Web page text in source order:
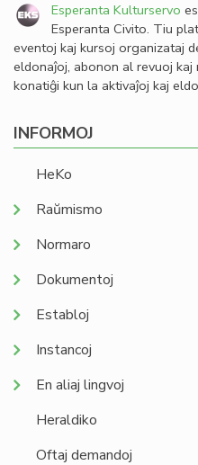
Esperanta Kulturservo
Esperanta Civito. Tiu
eventoj kaj kursoj organizataj
eldonaĵoj, abonon al revuoj
konatiĝi kun la aktivaĵoj kaj
INFORMOJ
HeKo
Raŭmismo
Normaro
Dokumentoj
Establoj
Instancoj
En aliaj lingvoj
Heraldiko
Oftaj demandoj